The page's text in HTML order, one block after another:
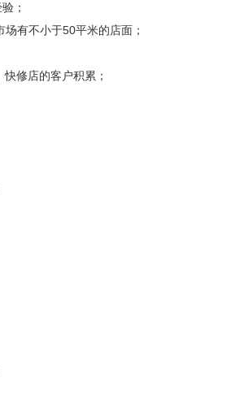
；
有不小于50平米的店面；
修店的客户积累；